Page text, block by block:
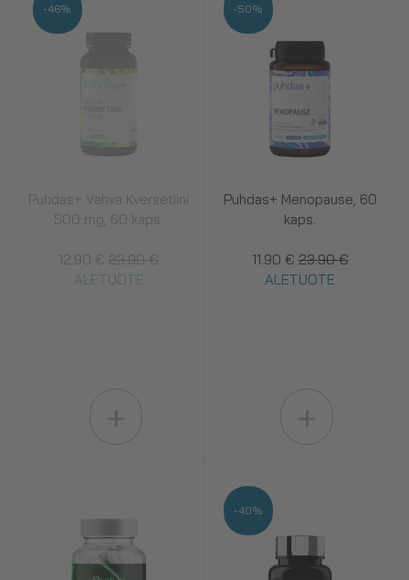
Puhdas+ Vahva Kversetiini
500 mg, 60 kaps.
12.90 € 23.90 €
ALETUOTE
-46%
Puhdas+ Menopause, 60
kaps.
11.90 € 23.90 €
ALETUOTE
-50%
-40%